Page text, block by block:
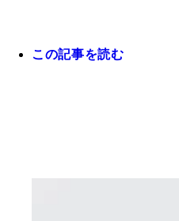
この記事を読む